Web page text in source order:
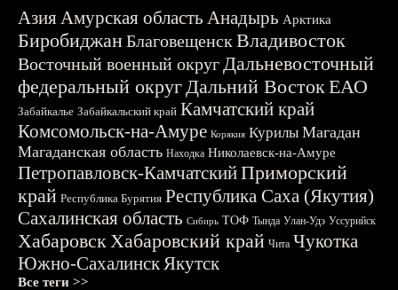
АзияАмурская область Анадырь Арктика
БиробиджанБлаговещенскВладивосток
Восточный военный округДальневосточный
федеральный округДальний ВостокЕАО
Забайкалье Забайкальский край Камчатский край
Комсомольск-на-Амуре Корякия Курилы Магадан
Магаданская область Находка Николаевск-на-Амуре
Петропавловск-КамчатскийПриморский
край Республика Бурятия Республика Саха (Якутия)
Сахалинская область Сибирь ТОФ Тында Улан-Удэ Уссурийск
ХабаровскХабаровский край Чита Чукотка
Южно-СахалинскЯкутск
Все теги >>